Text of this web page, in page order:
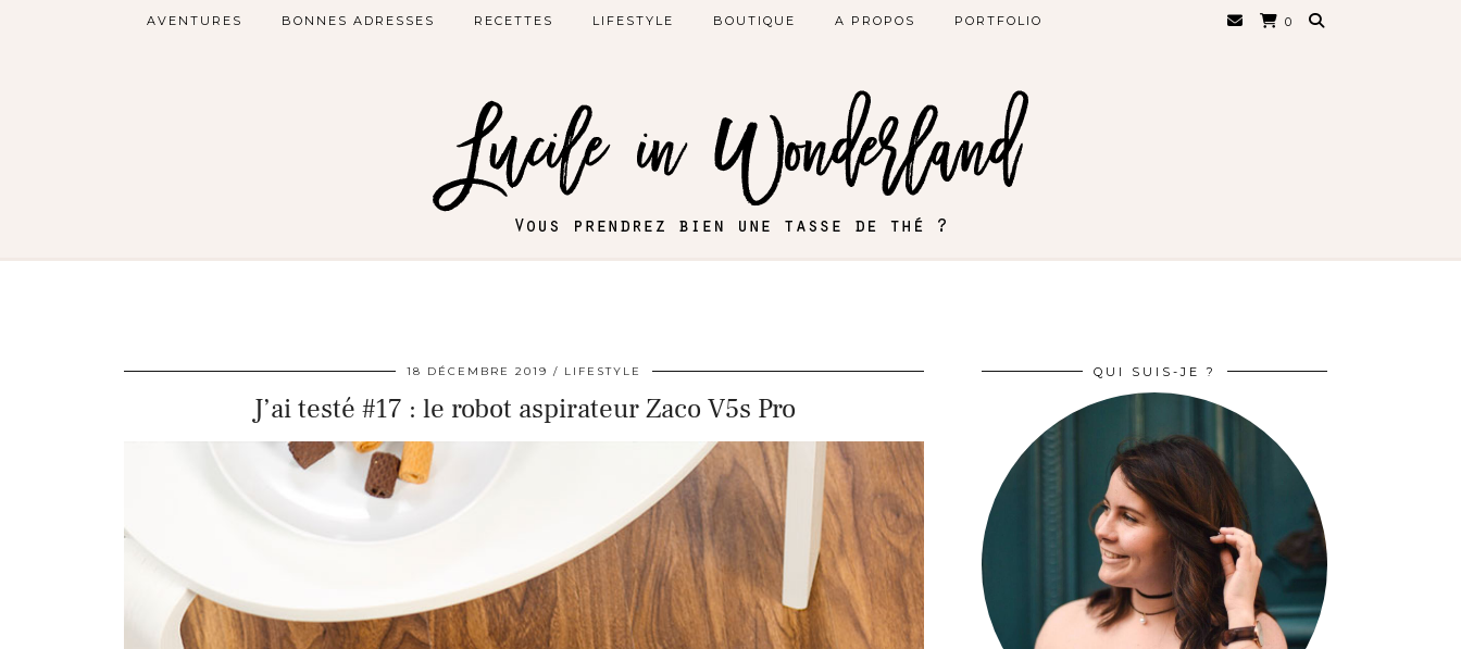
AVENTURES BONNES ADRESSES RECETTES LIFESTYLE BOUTIQUE A PROPOS PORTFOLIO 0
18 DÉCEMBRE 2019 LIFESTYLE
J’ai testé #17 : le robot aspirateur Zaco V5s Pro
QUI SUIS-JE ?